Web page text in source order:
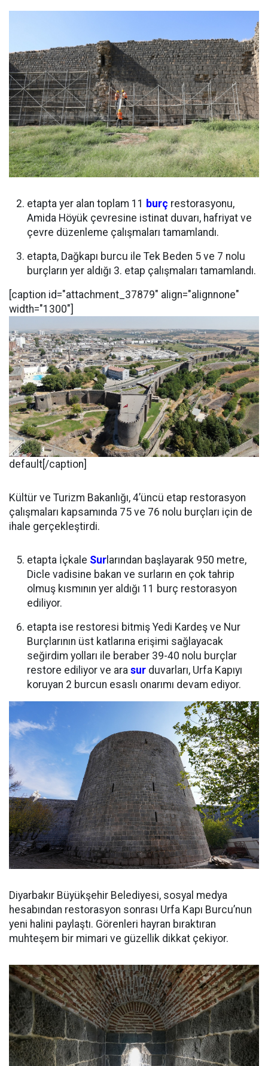
etapta yer alan toplam 11 burç restorasyonu,
Amida Höyük çevresine istinat duvarı, hafriyat ve
çevre düzenleme çalışmaları tamamlandı.
etapta, Dağkapı burcu ile Tek Beden 5 ve 7 nolu
burçların yer aldığı 3. etap çalışmaları tamamlandı.
[caption id="attachment_37879" align="alignnone"
width="1300"]
default[/caption]
Kültür ve Turizm Bakanlığı, 4’üncü etap restorasyon
çalışmaları kapsamında 75 ve 76 nolu burçları için de
ihale gerçekleştirdi.
etapta İçkale Sur larından başlayarak 950 metre,
Dicle vadisine bakan ve surların en çok tahrip
olmuş kısmının yer aldığı 11 burç restorasyon
ediliyor.
etapta ise restoresi bitmiş Yedi Kardeş ve Nur
Burçlarının üst katlarına erişimi sağlayacak
seğirdim yolları ile beraber 39-40 nolu burçlar
restore ediliyor ve ara sur duvarları, Urfa Kapıyı
koruyan 2 burcun esaslı onarımı devam ediyor.
Diyarbakır Büyükşehir Belediyesi, sosyal medya
hesabından restorasyon sonrası Urfa Kapı Burcu’nun
yeni halini paylaştı. Görenleri hayran bıraktıran
muhteşem bir mimari ve güzellik dikkat çekiyor.